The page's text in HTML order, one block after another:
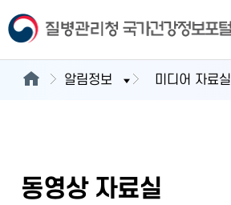
알림정보 미디어 자료실
동영상 자료실